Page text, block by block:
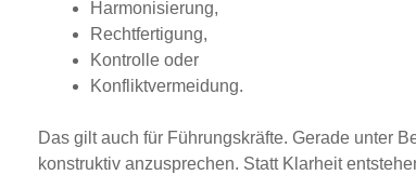
Harmonisierung,
Rechtfertigung,
Kontrolle oder
Konfliktvermeidung.
Das gilt auch für Führungskräfte. Gerade unter
konstruktiv anzusprechen. Statt Klarheit